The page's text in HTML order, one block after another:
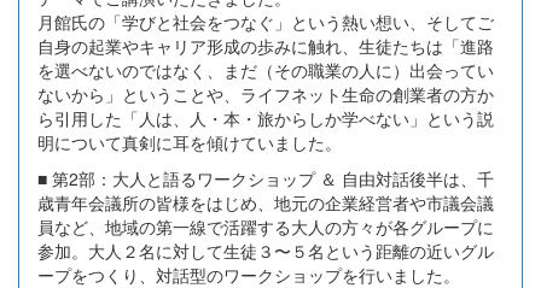
月館氏の「学びと社会をつなぐ」という熱い想い、そしてご
自身の起業やキャリア形成の歩みに触れ、生徒たちは「進路
を選べないのではなく、まだ（その職業の人に）出会ってい
ないから」ということや、ライフネット生命の創業者の方か
ら引用した「人は、人・本・旅からしか学べない」という説
明について真剣に耳を傾けていました。
■ 第2部：大人と語るワークショップ ＆ 自由対話後半は、千
歳青年会議所の皆様をはじめ、地元の企業経営者や市議会議
員など、地域の第一線で活躍する大人の方々が各グループに
参加。大人２名に対して生徒３〜５名という距離の近いグル
ープをつくり、対話型のワークショップを行いました。